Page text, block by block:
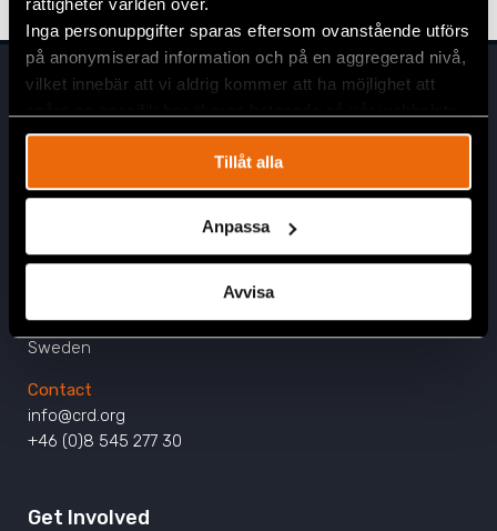
rättigheter världen över.
Inga personuppgifter sparas eftersom ovanstående utförs
på anonymiserad information och på en aggregerad nivå,
vilket innebär att vi aldrig kommer att ha möjlighet att
Tillåt alla
Anpassa
Avvisa
Civil Rights Defenders
SE-116 64 Stockholm
Sweden
Contact
info@crd.org
+46 (0)8 545 277 30
Get Involved